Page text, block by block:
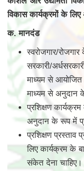
विकास कार्यक्रमों के
क. मानदंड
स्वरोजगार/
सरकारी/
माध्यम से आयोजित
माध्यम से अनुदान
प्रशिक्षण कार्यक्रम
अनुदान के रूप में
प्रशिक्षण
लिए कार्यक्रम के
संकेत देना चाहिए।